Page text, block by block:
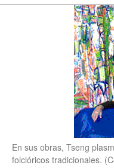
En sus obras, Tseng
folclóricos tradicionales.